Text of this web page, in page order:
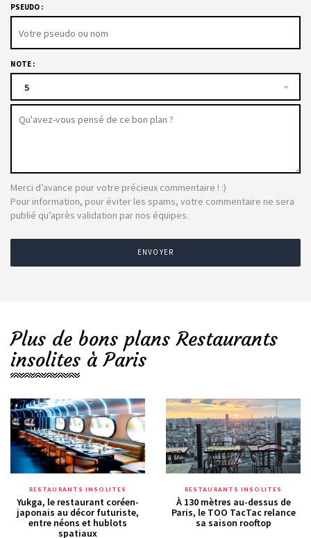
PSEUDO :
NOTE :
5
Merci d’avance pour votre précieux commentaire ! :)
Pour information, pour éviter les spams, votre commentaire ne sera
publié qu’après validation par nos équipes.
ENVOYER
Plus de bons plans Restaurants
insolites à Paris
RESTAURANTS INSOLITES
Yukga, le restaurant coréen-
japonais au décor futuriste,
entre néons et hublots
spatiaux
RESTAURANTS INSOLITES
À 130 mètres au-dessus de
Paris, le TOO TacTac relance
sa saison rooftop